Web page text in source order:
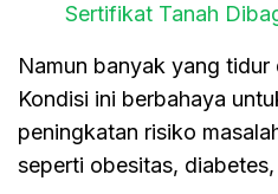
Sertifikat Tanah
Namun banyak yang tidur
Kondisi ini berbahaya
peningkatan risiko
seperti obesitas,